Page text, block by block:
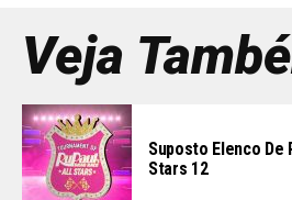
Veja
Suposto Elenco De
Stars 12